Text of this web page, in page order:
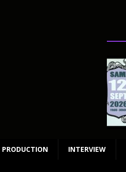
INTERVIEW